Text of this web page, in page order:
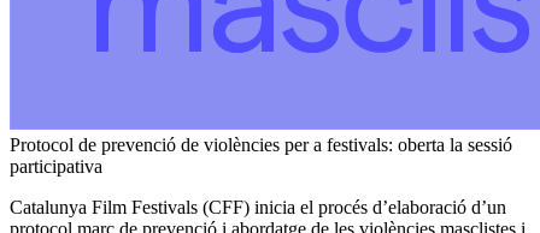
Protocol de prevenció de violències per a festivals: oberta la sessió
participativa
Catalunya Film Festivals (CFF) inicia el procés d’elaboració d’un
protocol marc de prevenció i abordatge de les violències masclistes i